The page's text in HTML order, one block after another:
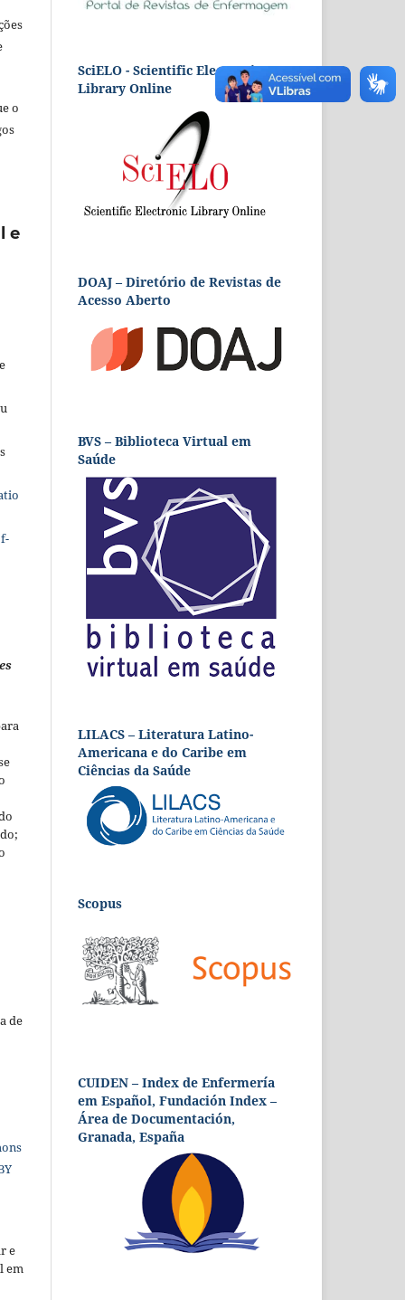
o
e
de
e
em
SciELO - Scientific Electronic
Library Online
DOAJ – Diretório de Revistas de
Acesso Aberto
BVS – Biblioteca Virtual em
Saúde
LILACS – Literatura Latino-
Americana e do Caribe em
Ciências da Saúde
Scopus
CUIDEN – Index de Enfermería
em Español, Fundación Index –
Área de Documentación,
Granada, España